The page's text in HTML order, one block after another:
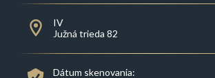
IV
Južná trieda 82
Dátum skenovania: